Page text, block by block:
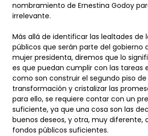
nombramiento de Ernestina Godoy
irrelevante.
Más allá de identificar las lealtades de
públicos que serán parte del gobierno
mujer presidenta, diremos que lo
es que puedan cumplir con las tareas
como son construir el segundo piso de
transformación y cristalizar las
para ello, se requiere contar con un
suficiente, ya que una cosa son las
buenos deseos, y otra, muy diferente,
fondos públicos suficientes.